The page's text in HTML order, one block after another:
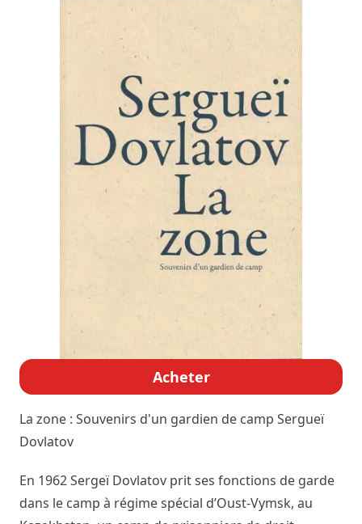
Acheter
La zone : Souvenirs d'un gardien de camp Sergueï
Dovlatov
En 1962 Sergeï Dovlatov prit ses fonctions de garde
dans le camp à régime spécial d’Oust-Vymsk, au